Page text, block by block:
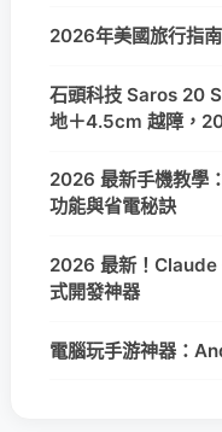
2026年美國旅行指
石頭科技 Saros 20
地＋4.5cm 越障，
2026 最新手機教學
功能與省電秘訣
2026 最新！Claude
式開發神器
電腦玩手游神器：